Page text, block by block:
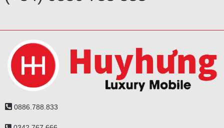
0886.788.833